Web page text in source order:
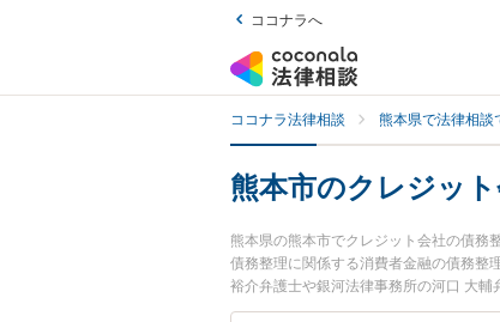
ココナラへ
ココナラ法律相談 熊本県で法律相談
熊本市のクレジッ
熊本県の熊本市でクレジット会社の債務
債務整理に関係する消費者金融の債務整
裕介弁護士や銀河法律事務所の河口 大
に発生したクレジット会社の債務整理の